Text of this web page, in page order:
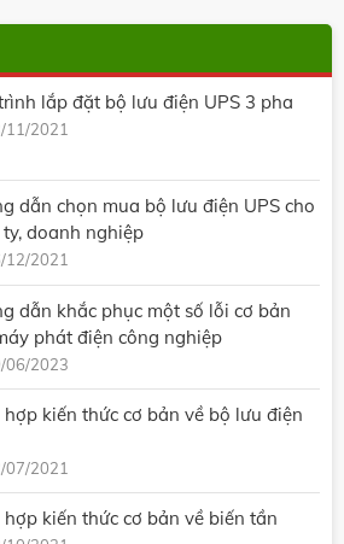
lắp đặt bộ lưu điện UPS 3 pha
11/2021
dẫn chọn mua bộ lưu điện UPS cho
doanh nghiệp
12/2021
dẫn khắc phục một số lỗi cơ bản
phát điện công nghiệp
06/2023
hợp kiến thức cơ bản về bộ lưu điện
07/2021
hợp kiến thức cơ bản về biến tần